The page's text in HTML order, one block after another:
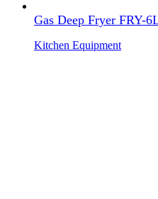
Gas Deep Fryer FRY-
Kitchen Equipment